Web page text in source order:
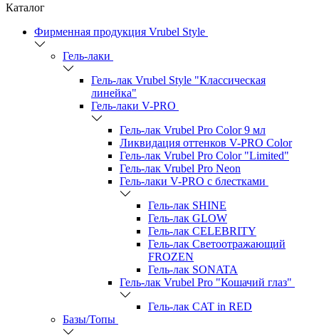
Каталог
Фирменная продукция Vrubel Style
Гель-лаки
Гель-лак Vrubel Style "Классическая
линейка"
Гель-лаки V-PRO
Гель-лак Vrubel Pro Color 9 мл
Ликвидация оттенков V-PRO Color
Гель-лак Vrubel Pro Color "Limited"
Гель-лак Vrubel Pro Neon
Гель-лаки V-PRO c блестками
Гель-лак SHINE
Гель-лак GLOW
Гель-лак CELEBRITY
Гель-лак Светоотражающий
FROZEN
Гель-лак SONATA
Гель-лак Vrubel Pro "Кошачий глаз"
Гель-лак CAT in RED
Базы/Топы